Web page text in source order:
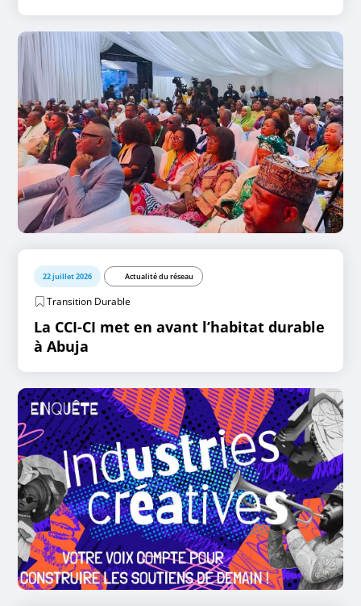
22 juillet 2026 Actualité du réseau
Transition Durable
La CCI-CI met en avant l’habitat durable
à Abuja